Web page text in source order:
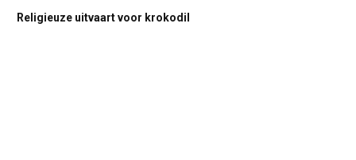
Religieuze uitvaart voor krokodil